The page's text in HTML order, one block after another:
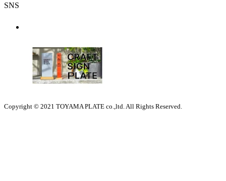
SNS
Copyright © 2021 TOYAMA PLATE co.,ltd. All Rights Reserved.